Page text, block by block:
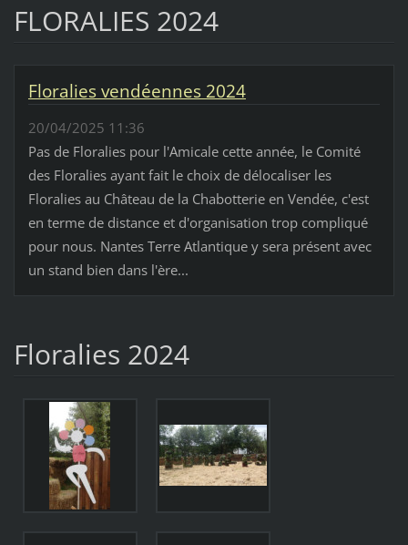
FLORALIES 2024
Floralies vendéennes 2024
20/04/2025 11:36
Pas de Floralies pour l'Amicale cette année, le Comité
des Floralies ayant fait le choix de délocaliser les
Floralies au Château de la Chabotterie en Vendée, c'est
en terme de distance et d'organisation trop compliqué
pour nous. Nantes Terre Atlantique y sera présent avec
un stand bien dans l'ère...
Floralies 2024